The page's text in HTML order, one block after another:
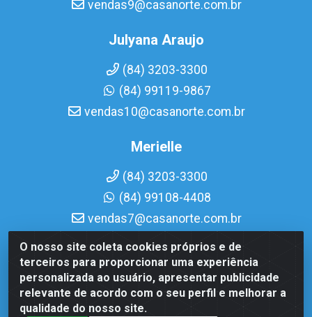
O nosso site coleta cookies próprios e de
terceiros para proporcionar uma experiência
personalizada ao usuário, apresentar publicidade
relevante de acordo com o seu perfil e melhorar a
qualidade do nosso site.
vendas9@casanorte.com.br
Julyana Araujo
(84) 3203-3300
(84) 99119-9867
vendas10@casanorte.com.br
Merielle
(84) 3203-3300
(84) 99108-4408
vendas7@casanorte.com.br
Casa Norte LTDA - Av. Interventor Mário Câmara, 1815 -
Dix-Sept Rosado, Natal/RN - CEP 59054-600 - CNPJ
08.713.513/0001-51